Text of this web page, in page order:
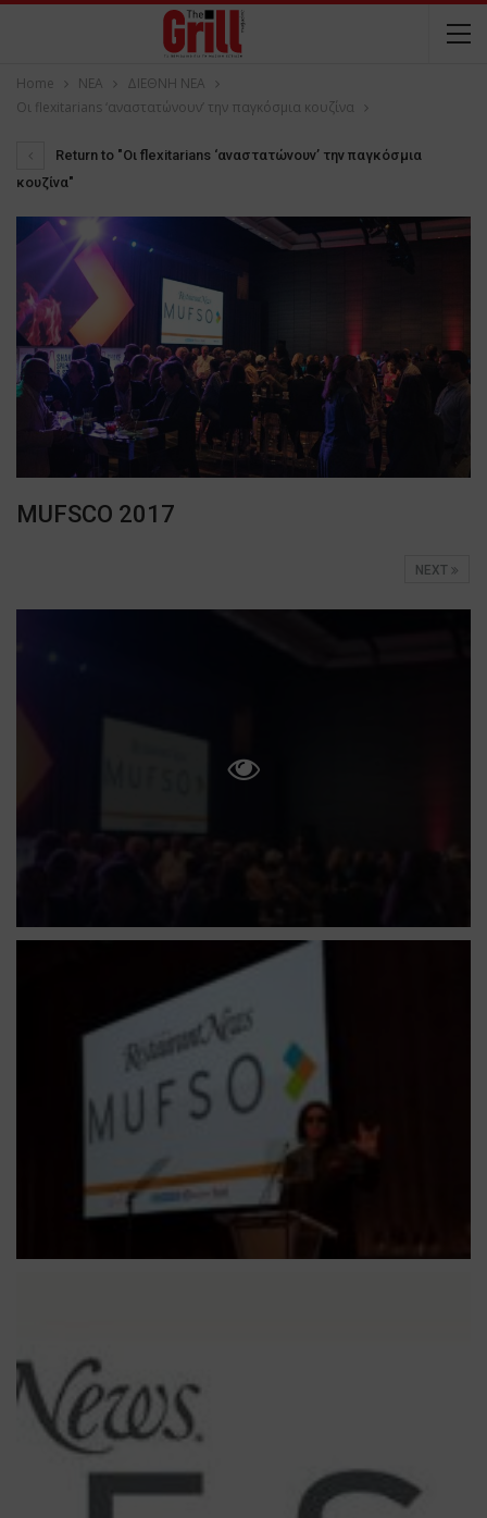
Home NEA
ΔΙΕΘΝΗ ΝΕΑ
Οι flexitarians ‘αναστατώνουν’ την παγκόσμια κουζίνα
Return to "Οι flexitarians ‘αναστατώνουν’ την παγκόσμια
κουζίνα"
MUFSCO 2017
NEXT